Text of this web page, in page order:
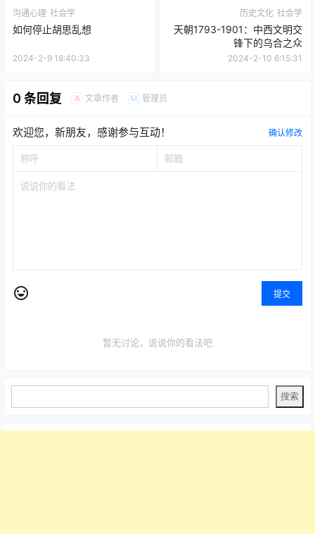
沟通心理 社会学
如何停止胡思乱想
2024-2-9 18:40:33
历史文化 社会学
天朝1793-1901：中西文明交
锋下的乌合之众
2024-2-10 6:15:31
0 条回复 A 文章作者 M 管理员
欢迎您，新朋友，感谢参与互动！ 确认修改
提交
暂无讨论，说说你的看法吧